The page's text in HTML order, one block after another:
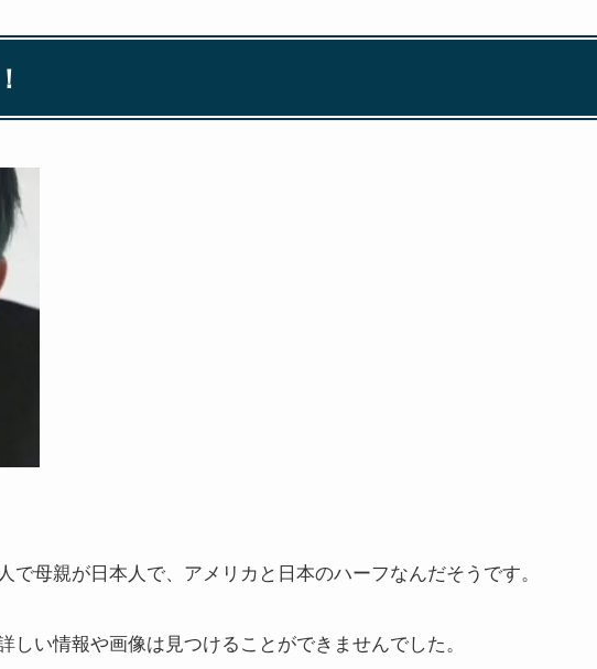
で母親が日本人で、アメリカと日本のハーフなんだそうです。
い情報や画像は見つけることができませんでした。